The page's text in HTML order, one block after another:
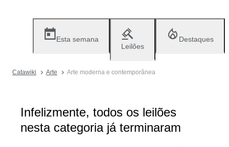
Esta semana
Leilões
Destaques
Catawiki Arte Arte moderna e contemporânea
Infelizmente, todos os leilões
nesta categoria já terminaram